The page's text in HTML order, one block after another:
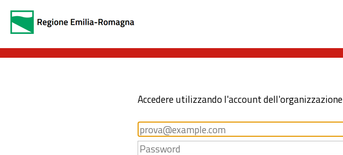
Accedere utilizzando l'account dell'organizzazione